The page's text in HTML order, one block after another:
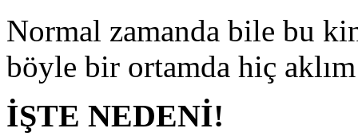
Normal zamanda bile bu
böyle bir ortamda hiç
İŞTE NEDENİ!